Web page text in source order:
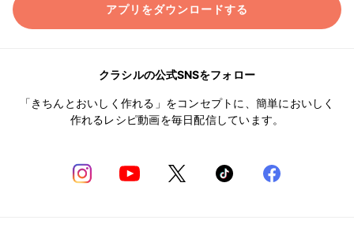
アプリをダウンロードする
クラシルの公式SNSをフォロー
「きちんとおいしく作れる」をコンセプトに、簡単においしく
作れるレシピ動画を毎日配信しています。